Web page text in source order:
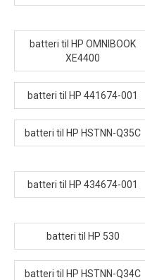
batteri til HP OMNIBOOK
XE4400
batteri til HP 441674-001
batteri til HP HSTNN-Q35C
batteri til HP 434674-001
batteri til HP 530
batteri til HP HSTNN-Q34C